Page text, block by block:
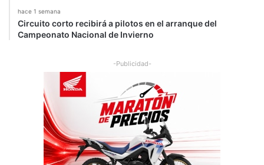
hace 1 semana
Circuito corto recibirá a pilotos en el arranque del
Campeonato Nacional de Invierno
-Publicidad-